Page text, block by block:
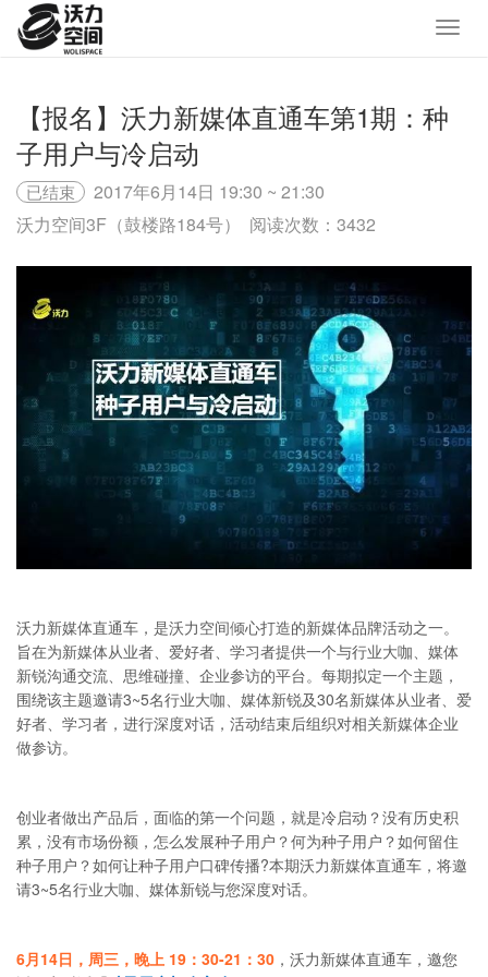
【报名】沃力新媒体直通车第1期：种
子用户与冷启动
已结束
2017年6月14日 19:30 ~ 21:30
沃力空间3F（鼓楼路184号）
阅读次数：3432
沃力新媒体直通车，是沃力空间倾心打造的新媒体品牌活动之一。
旨在为新媒体从业者、爱好者、学习者提供一个与行业大咖、媒体
新锐沟通交流、思维碰撞、企业参访的平台。每期拟定一个主题，
围绕该主题邀请3~5名行业大咖、媒体新锐及30名新媒体从业者、爱
好者、学习者，进行深度对话，活动结束后组织对相关新媒体企业
做参访。
创业者做出产品后，面临的第一个问题，就是冷启动？没有历史积
累，没有市场份额，怎么发展种子用户？何为种子用户？如何留住
种子用户？如何让种子用户口碑传播?本期沃力新媒体直通车，将邀
请3~5名行业大咖、媒体新锐与您深度对话。
6月14日，周三，晚上 19：30-21：30 ，沃力新媒体直通车，邀您